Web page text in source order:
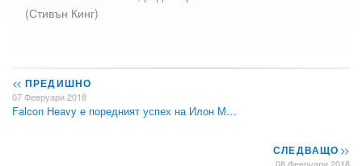
(Стивън Кинг)
<< ПРЕДИШНО
07 Февруари 2018
Falcon Heavy е поредният успех на Илон М…
СЛЕДВАЩО>>
08 Февруари 2018